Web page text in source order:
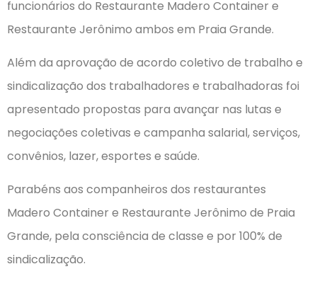
funcionários do Restaurante Madero Container e
Restaurante Jerônimo ambos em Praia Grande.
Além da aprovação de acordo coletivo de trabalho e
sindicalização dos trabalhadores e trabalhadoras foi
apresentado propostas para avançar nas lutas e
negociações coletivas e campanha salarial, serviços,
convênios, lazer, esportes e saúde.
Parabéns aos companheiros dos restaurantes
Madero Container e Restaurante Jerônimo de Praia
Grande, pela consciência de classe e por 100% de
sindicalização.